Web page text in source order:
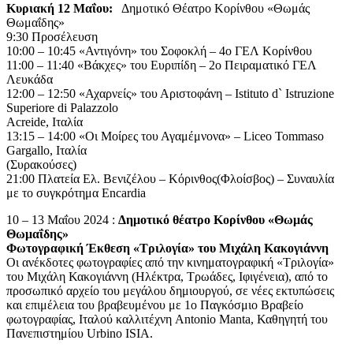
Κυριακή 12 Μαΐου: Δημοτικό Θέατρο Κορίνθου «Θωμάς
Θωμαΐδης»
9:30 Προσέλευση
10:00 – 10:45 «Αντιγόνη» του Σοφοκλή – 4ο ΓΕΛ Κορίνθου
11:00 – 11:40 «Βάκχες» του Ευριπίδη – 2ο Πειραματικό ΓΕΛ
Λευκάδα
12:00 – 12:50 «Αχαρνείς» του Αριστοφάνη – Istituto d` Istruzione
Superiore di Palazzolo
Acreide, Ιταλία
13:15 – 14:00 «Οι Μοίρες του Αγαμέμνονα» – Liceo Tommaso
Gargallo, Ιταλία
(Συρακούσες)
21:00 Πλατεία Ελ. Βενιζέλου – Κόρινθος(Φλοίσβος) – Συναυλία
με το συγκρότημα Encardia
10 – 13 Μαΐου 2024 : Δημοτικό θέατρο Κορίνθου «Θωμάς
Θωμαΐδης»
Φωτογραφική Έκθεση «Τριλογία» του Μιχάλη Κακογιάννη
Οι ανέκδοτες φωτογραφίες από την κινηματογραφική «Τριλογία»
του Μιχάλη Κακογιάννη (Ηλέκτρα, Τρωάδες, Ιφιγένεια), από το
προσωπικό αρχείο του μεγάλου δημιουργού, σε νέες εκτυπώσεις
και επιμέλεια του βραβευμένου με 1ο Παγκόσμιο Βραβείο
φωτογραφίας, Ιταλού καλλιτέχνη Antonio Manta, Καθηγητή του
Πανεπιστημίου Urbino ISIA.